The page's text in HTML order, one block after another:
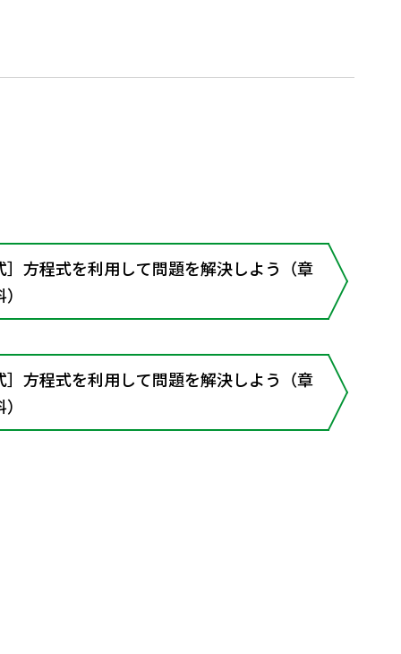
方程式を利用して問題を解決しよう（章
方程式を利用して問題を解決しよう（章